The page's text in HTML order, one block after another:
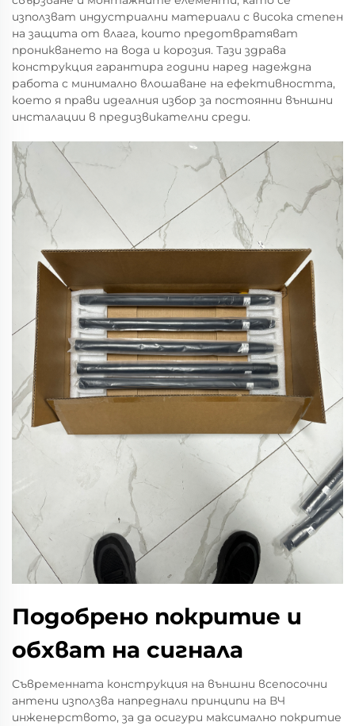
използват индустриални материали с висока степен
на защита от влага, които предотвратяват
проникването на вода и корозия. Тази здрава
конструкция гарантира години наред надеждна
работа с минимално влошаване на ефективността,
което я прави идеалния избор за постоянни външни
инсталации в предизвикателни среди.
Подобрено покритие и
обхват на сигнала
Съвременната конструкция на външни всепосочни
антени използва напреднали принципи на ВЧ
инженерството, за да осигури максимално покритие